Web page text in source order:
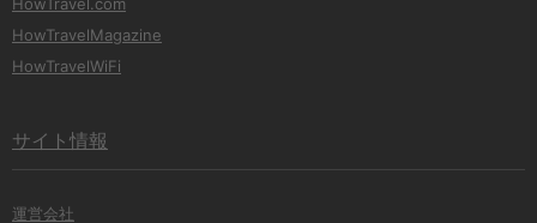
HowTravelMagazine
HowTravelWiFi
サイト情報
運営会社